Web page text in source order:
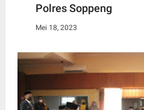
Polres Soppeng
Mei 18, 2023